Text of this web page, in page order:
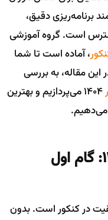
برنامه‌ریزی دقیق،
است. گروه آموزشی
، آماده است تا شما
مقاله، به بررسی
۱۴۰۴ می‌پردازیم و بهترین
می‌دهیم.
برنامه‌ریزی برای کنکور ۱۴۰۴: گام اول
در کنکور است. بدون